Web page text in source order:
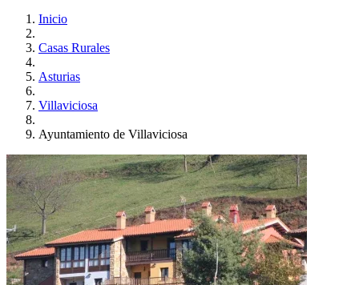
Inicio
Casas Rurales
Asturias
Villaviciosa
Ayuntamiento de Villaviciosa